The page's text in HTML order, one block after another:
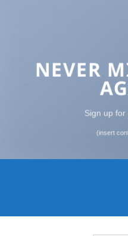
NEVER
Sign up
(insert